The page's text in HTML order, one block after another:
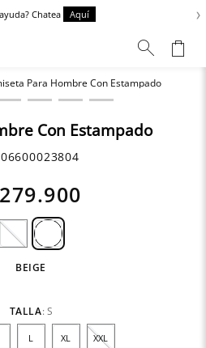
Chatea Aquí ›
Para Hombre Con Estampado
Con Estampado
279.900
BEIGE
TALLA: S
L XL XXL